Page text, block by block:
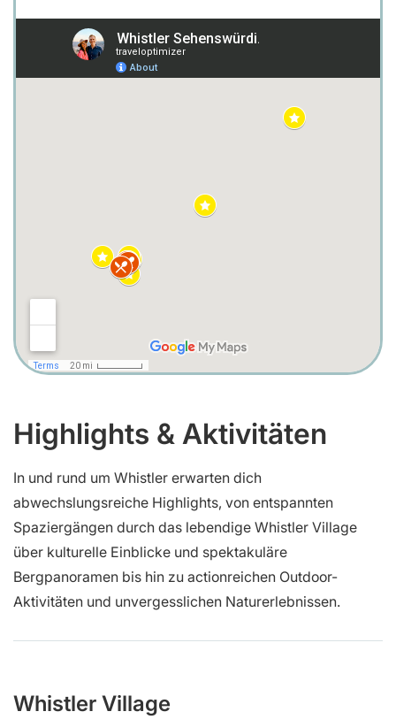
Highlights & Aktivitäten
In und rund um Whistler erwarten dich
abwechslungsreiche Highlights, von entspannten
Spaziergängen durch das lebendige Whistler Village
über kulturelle Einblicke und spektakuläre
Bergpanoramen bis hin zu actionreichen Outdoor-
Aktivitäten und unvergesslichen Naturerlebnissen.
Whistler Village